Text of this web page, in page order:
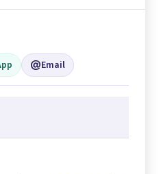
Email